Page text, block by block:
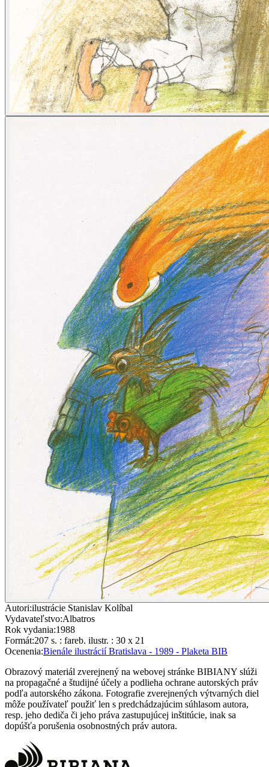
Autori:ilustrácie Stanislav Kolíbal
Vydavateľstvo:Albatros
Rok vydania:1988
Formát:207 s. : fareb. ilustr. : 30 x 21
Ocenenia:Bienále ilustrácií Bratislava - 1989 - Plaketa BIB
Obrazový materiál zverejnený na webovej stránke BIBIANY slúži
na propagačné a študijné účely a podlieha ochrane autorských práv
podľa autorského zákona. Fotografie zverejnených výtvarných diel
môže používateľ použiť len s predchádzajúcim súhlasom autora,
resp. jeho dediča či jeho práva zastupujúcej inštitúcie, inak sa
dopúšťa porušenia osobnostných práv autora.